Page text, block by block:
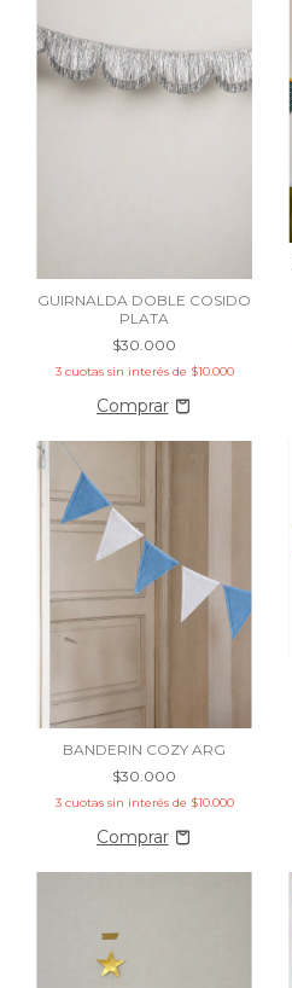
GUIRNALDA DOBLE COSIDO
PLATA
$30.000
3 cuotas sin interés de $10.000
BANDERIN COZY ARG
$30.000
3 cuotas sin interés de $10.000